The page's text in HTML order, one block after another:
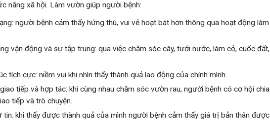
năng xã hội. Làm vườn giúp người bệnh:
người bệnh cảm thấy hứng thú, vui vẻ hoạt bát hơn thông qua hoạt động làm
vận động và sự tập trung: qua việc chăm sóc cây, tưới nước, làm cỏ, cuốc đất,
tích cực: niềm vui khi nhìn thấy thành quả lao động của chính mình.
tiếp và hợp tác: khi cùng nhau chăm sóc vườn rau, người bệnh có cơ hội chia
tiếp và trò chuyện.
khi thấy được thành quả của mình người bệnh cảm thấy giá trị bản thân được